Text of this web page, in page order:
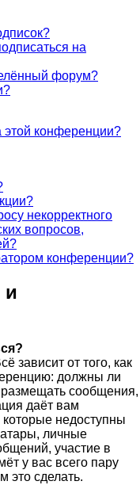
на
форум?
конференции?
некорректного
вопросов,
конференции?
и
зависит от того, как
должны ли
размещать сообщения,
даёт вам
недоступны
личные
участие в
у вас всего пару
это сделать.